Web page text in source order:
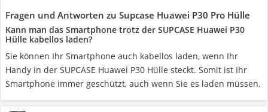
Fragen und Antworten zu Supcase Huawei P30 Pro Hülle
Kann man das Smartphone trotz der SUPCASE Huawei P30
Hülle kabellos laden?
Sie können Ihr Smartphone auch kabellos laden, wenn Ihr
Handy in der SUPCASE Huawei P30 Hülle steckt. Somit ist Ihr
Smartphone immer geschützt, auch wenn Sie es laden müssen.